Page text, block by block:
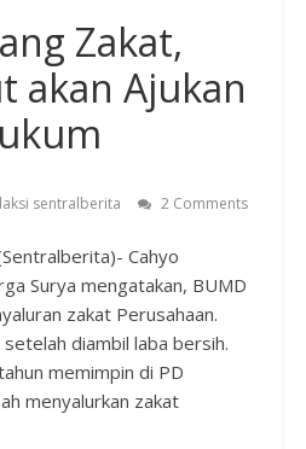
Zakat,
akan Ajukan
sentralberita 2 Comments
Cahyo
Surya mengatakan, BUMD
zakat Perusahaan.
diambil laba bersih.
memimpin di PD
menyalurkan zakat